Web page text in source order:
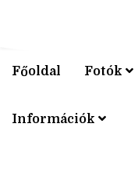
Főoldal Fotók
Információk